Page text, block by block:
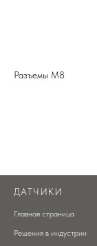
Разъемы М8
ДАТЧИКИ
Главная страница
Решения в индустрии